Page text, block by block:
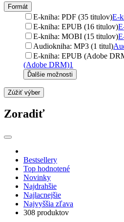
Formát
E-kniha: PDF (35 titulov)E-
E-kniha: EPUB (16 titulov)
E-kniha: MOBI (15 titulov)
Audiokniha: MP3 (1 titul)
E-kniha: EPUB (Adobe
(Adobe DRM)1
Ďalšie možnosti
Zúžiť výber
Zoradiť
Bestsellery
Top hodnotené
Novinky
Najdrahšie
Najlacnejšie
Najvyššia zľava
308 produktov